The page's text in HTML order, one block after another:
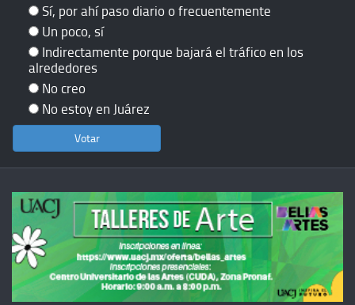
Sí, por ahí paso diario o frecuentemente
Un poco, sí
Indirectamente porque bajará el tráfico en los
alrededores
No creo
No estoy en Juárez